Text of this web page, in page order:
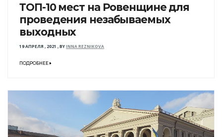
ТОП-10 мест на Ровенщине для
проведения незабываемых
выходных
19 АПРЕЛЯ , 2021 ,BYINNA REZNIKOVA
ПОДРОБНЕЕ